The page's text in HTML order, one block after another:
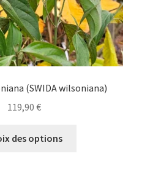
du
produit
(SWIDA wilsoniana)
119,90 €
des options